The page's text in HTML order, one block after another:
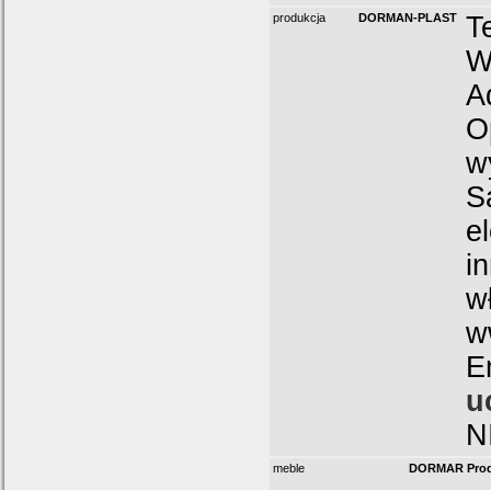
produkcja DORMAN-PLAST
meble DORMAR